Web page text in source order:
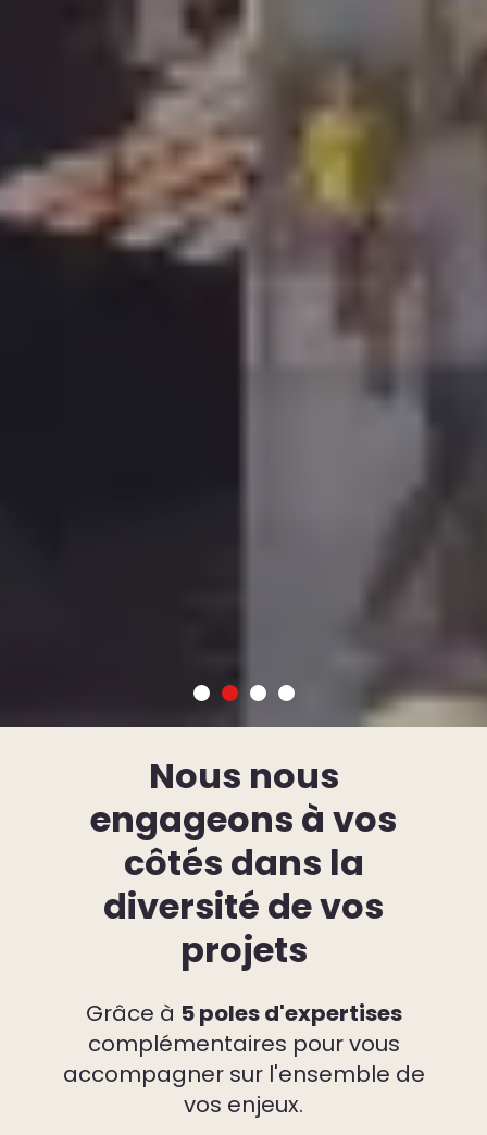
Nous nous
engageons à vos
côtés dans la
diversité de vos
projets
Grâce à 5 poles d'expertises
complémentaires pour vous
accompagner sur l'ensemble de
vos enjeux.